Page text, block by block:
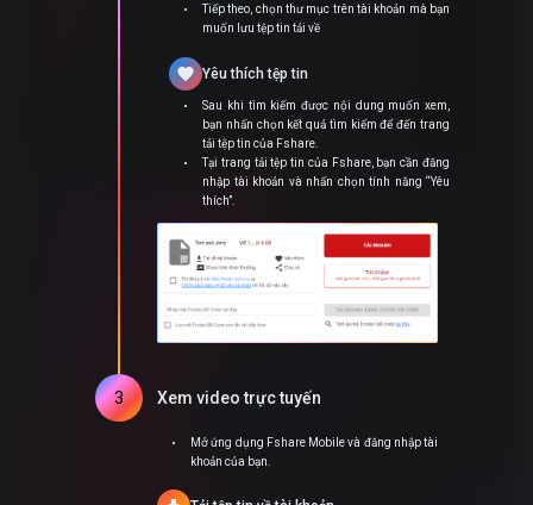
Tiếp theo, chọn thư mục trên tài khoản mà bạn
muốn lưu tệp tin tải về
favorite Yêu thích tệp tin
Sau khi tìm kiếm được nội dung muốn xem,
bạn nhấn chọn kết quả tìm kiếm để đến trang
tải tệp tin của Fshare.
Tại trang tải tệp tin của Fshare, bạn cần đăng
nhập tài khoản và nhấn chọn tính năng “Yêu
thích”.
3 Xem video trực tuyến
Mở ứng dụng Fshare Mobile và đăng nhập tài
khoản của bạn.